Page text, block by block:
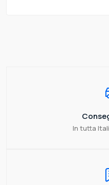
In tutta